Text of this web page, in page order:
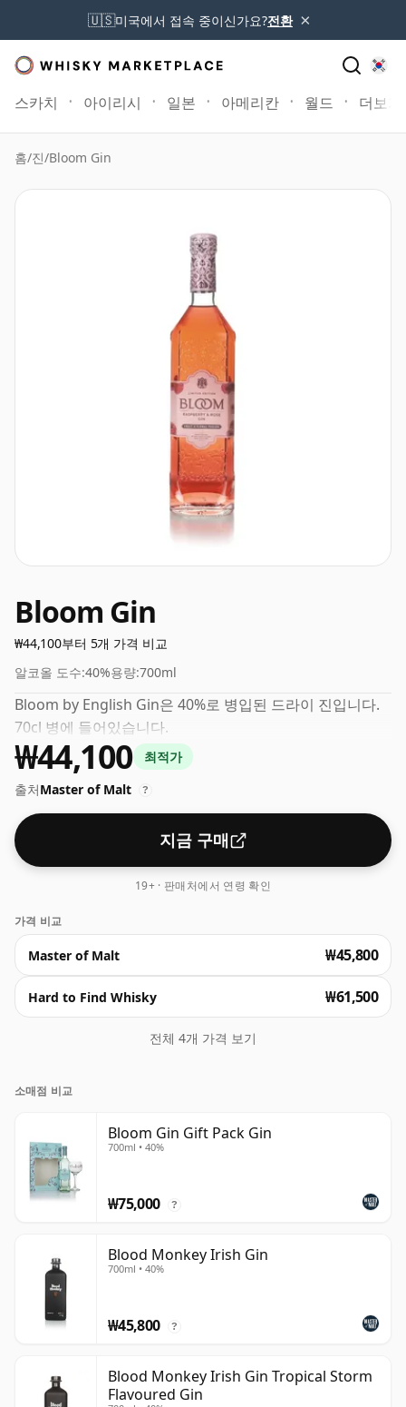
🇺🇸미국에서 접속 중이신가요?전환 ×
스카치 아이리시 일본 아메리칸 월드 더보기
홈/진/Bloom Gin
Bloom Gin
₩44,100부터 5개 가격 비교
알코올 도수:40%용량:700ml
Bloom by English Gin은 40%로 병입된 드라이 진입니다.
70cl 병에 들어있습니다.
₩44,100
최적가
출처Master of Malt ?
지금 구매
19+ · 판매처에서 연령 확인
가격 비교
Master of Malt ₩45,800
Hard to Find Whisky ₩61,500
전체 4개 가격 보기
소매점 비교
Bloom Gin Gift Pack Gin
700ml • 40%
₩75,000 ?
Blood Monkey Irish Gin
700ml • 40%
₩45,800 ?
Blood Monkey Irish Gin Tropical Storm
Flavoured Gin